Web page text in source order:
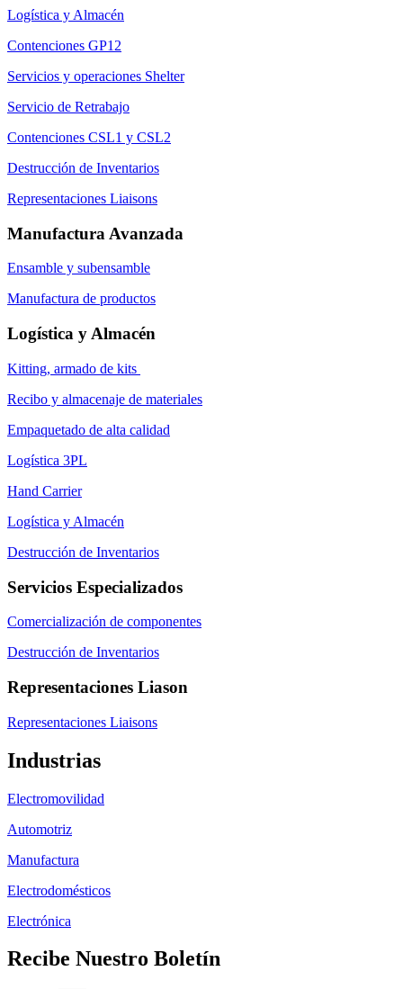
Logística y Almacén
Contenciones GP12
Servicios y operaciones Shelter
Servicio de Retrabajo
Contenciones CSL1 y CSL2
Destrucción de Inventarios
Representaciones Liaisons
Manufactura Avanzada
Ensamble y subensamble
Manufactura de productos
Logística y Almacén
Kitting, armado de kits
Recibo y almacenaje de materiales
Empaquetado de alta calidad
Logística 3PL
Hand Carrier
Logística y Almacén
Destrucción de Inventarios
Servicios Especializados
Comercialización de componentes
Destrucción de Inventarios
Representaciones Liason
Representaciones Liaisons
Industrias
Electromovilidad
Automotriz
Manufactura
Electrodomésticos
Electrónica
Recibe Nuestro Boletín